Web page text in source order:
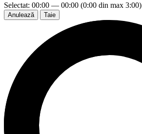
Selectat: 00:00 — 00:00 (0:00 din max 3:00)
Anulează Taie